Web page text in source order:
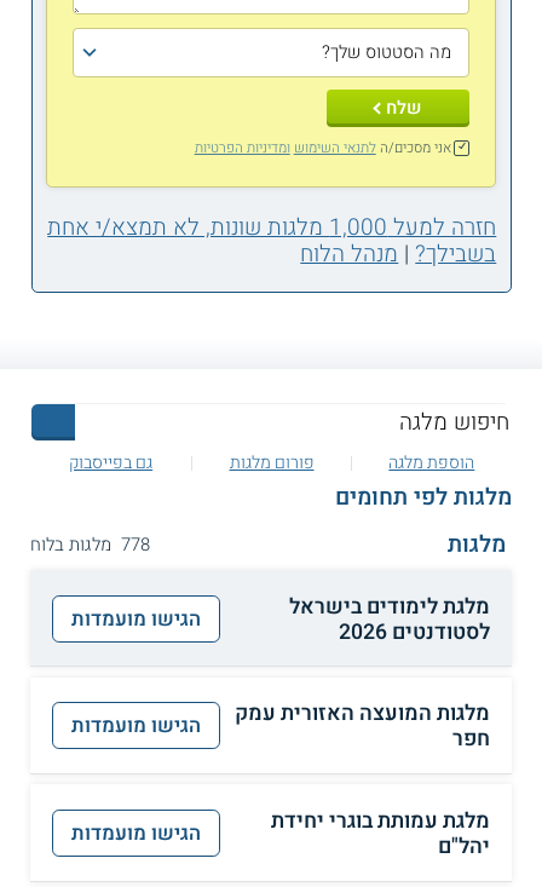
שלח
אני מסכים/הלתנאי השימוש ומדיניות הפרטיות
חזרה למעל 1,000 מלגות שונות, לא תמצא/י אחת
בשבילך?|מנהל הלוח
הוספת מלגה פורום מלגות גם בפייסבוק
מלגות לפי תחומים
מלגות
778 מלגות בלוח
מלגת לימודים בישראל
לסטודנטים 2026
הגישו מועמדות
מלגות המועצה האזורית עמק
חפר
הגישו מועמדות
מלגת עמותת בוגרי יחידת
יהל"ם
הגישו מועמדות